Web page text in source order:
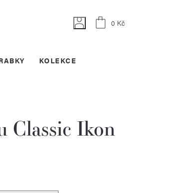
Nákupní
0 Kč
KOLEKCE
Classic Ikon